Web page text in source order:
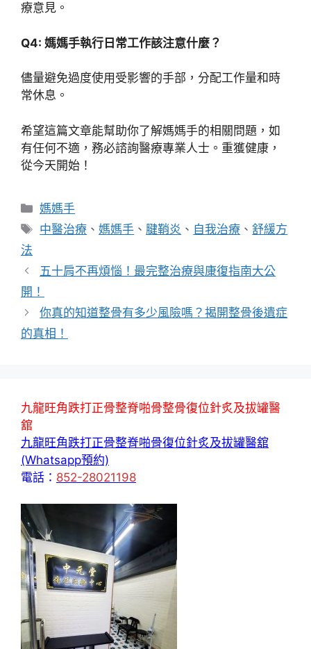
療意見。
Q4: 媽媽手執行日常工作該注意什麼？
儘量避免過度使用受影響的手部，分配工作量和時
常休息。
希望這篇文章能幫助你了解媽媽手的相關問題，如
有任何不適，務必諮詢醫療專業人士。重獲健康，
從今天開始！
分
類
媽媽手
標
中醫治療 、媽媽手 、 腱鞘炎 、 自我治療 、舒緩方
法
五十肩不再煩惱！最完整治療與康復指南大公
開！
你真的知道整骨有多少風險嗎？揭開整骨後遺症
的真相！
九龍旺角跌打正骨整脊啪骨整骨復位針炙及拔罐醫
舘
九龍旺角跌打正骨整脊啪骨復位針炙及拔罐醫舘
(Whatsapp預約)
電話： 852-28021198